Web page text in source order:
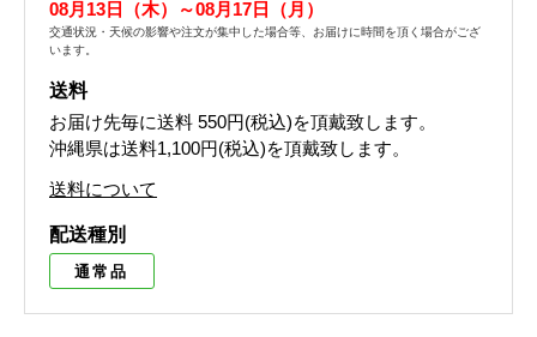
08月13日（木）～08月17日（月）
交通状況・天候の影響や注文が集中した場合等、お届けに時間を頂く場合がござ
います。
送料
お届け先毎に送料 550円(税込)を頂戴致します。
沖縄県は送料1,100円(税込)を頂戴致します。
送料について
配送種別
通常品